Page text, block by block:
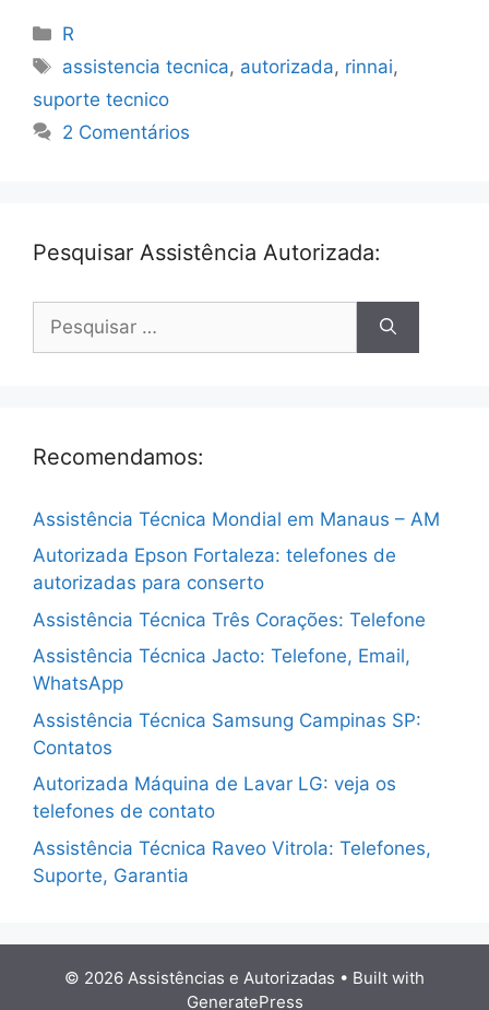
Categorias
R
Tags
assistencia tecnica, autorizada, rinnai,
suporte tecnico
2 Comentários
Pesquisar Assistência Autorizada:
por:
Recomendamos:
Assistência Técnica Mondial em Manaus – AM
Autorizada Epson Fortaleza: telefones de
autorizadas para conserto
Assistência Técnica Três Corações: Telefone
Assistência Técnica Jacto: Telefone, Email,
WhatsApp
Assistência Técnica Samsung Campinas SP:
Contatos
Autorizada Máquina de Lavar LG: veja os
telefones de contato
Assistência Técnica Raveo Vitrola: Telefones,
Suporte, Garantia
© 2026 Assistências e Autorizadas • Built with
GeneratePress